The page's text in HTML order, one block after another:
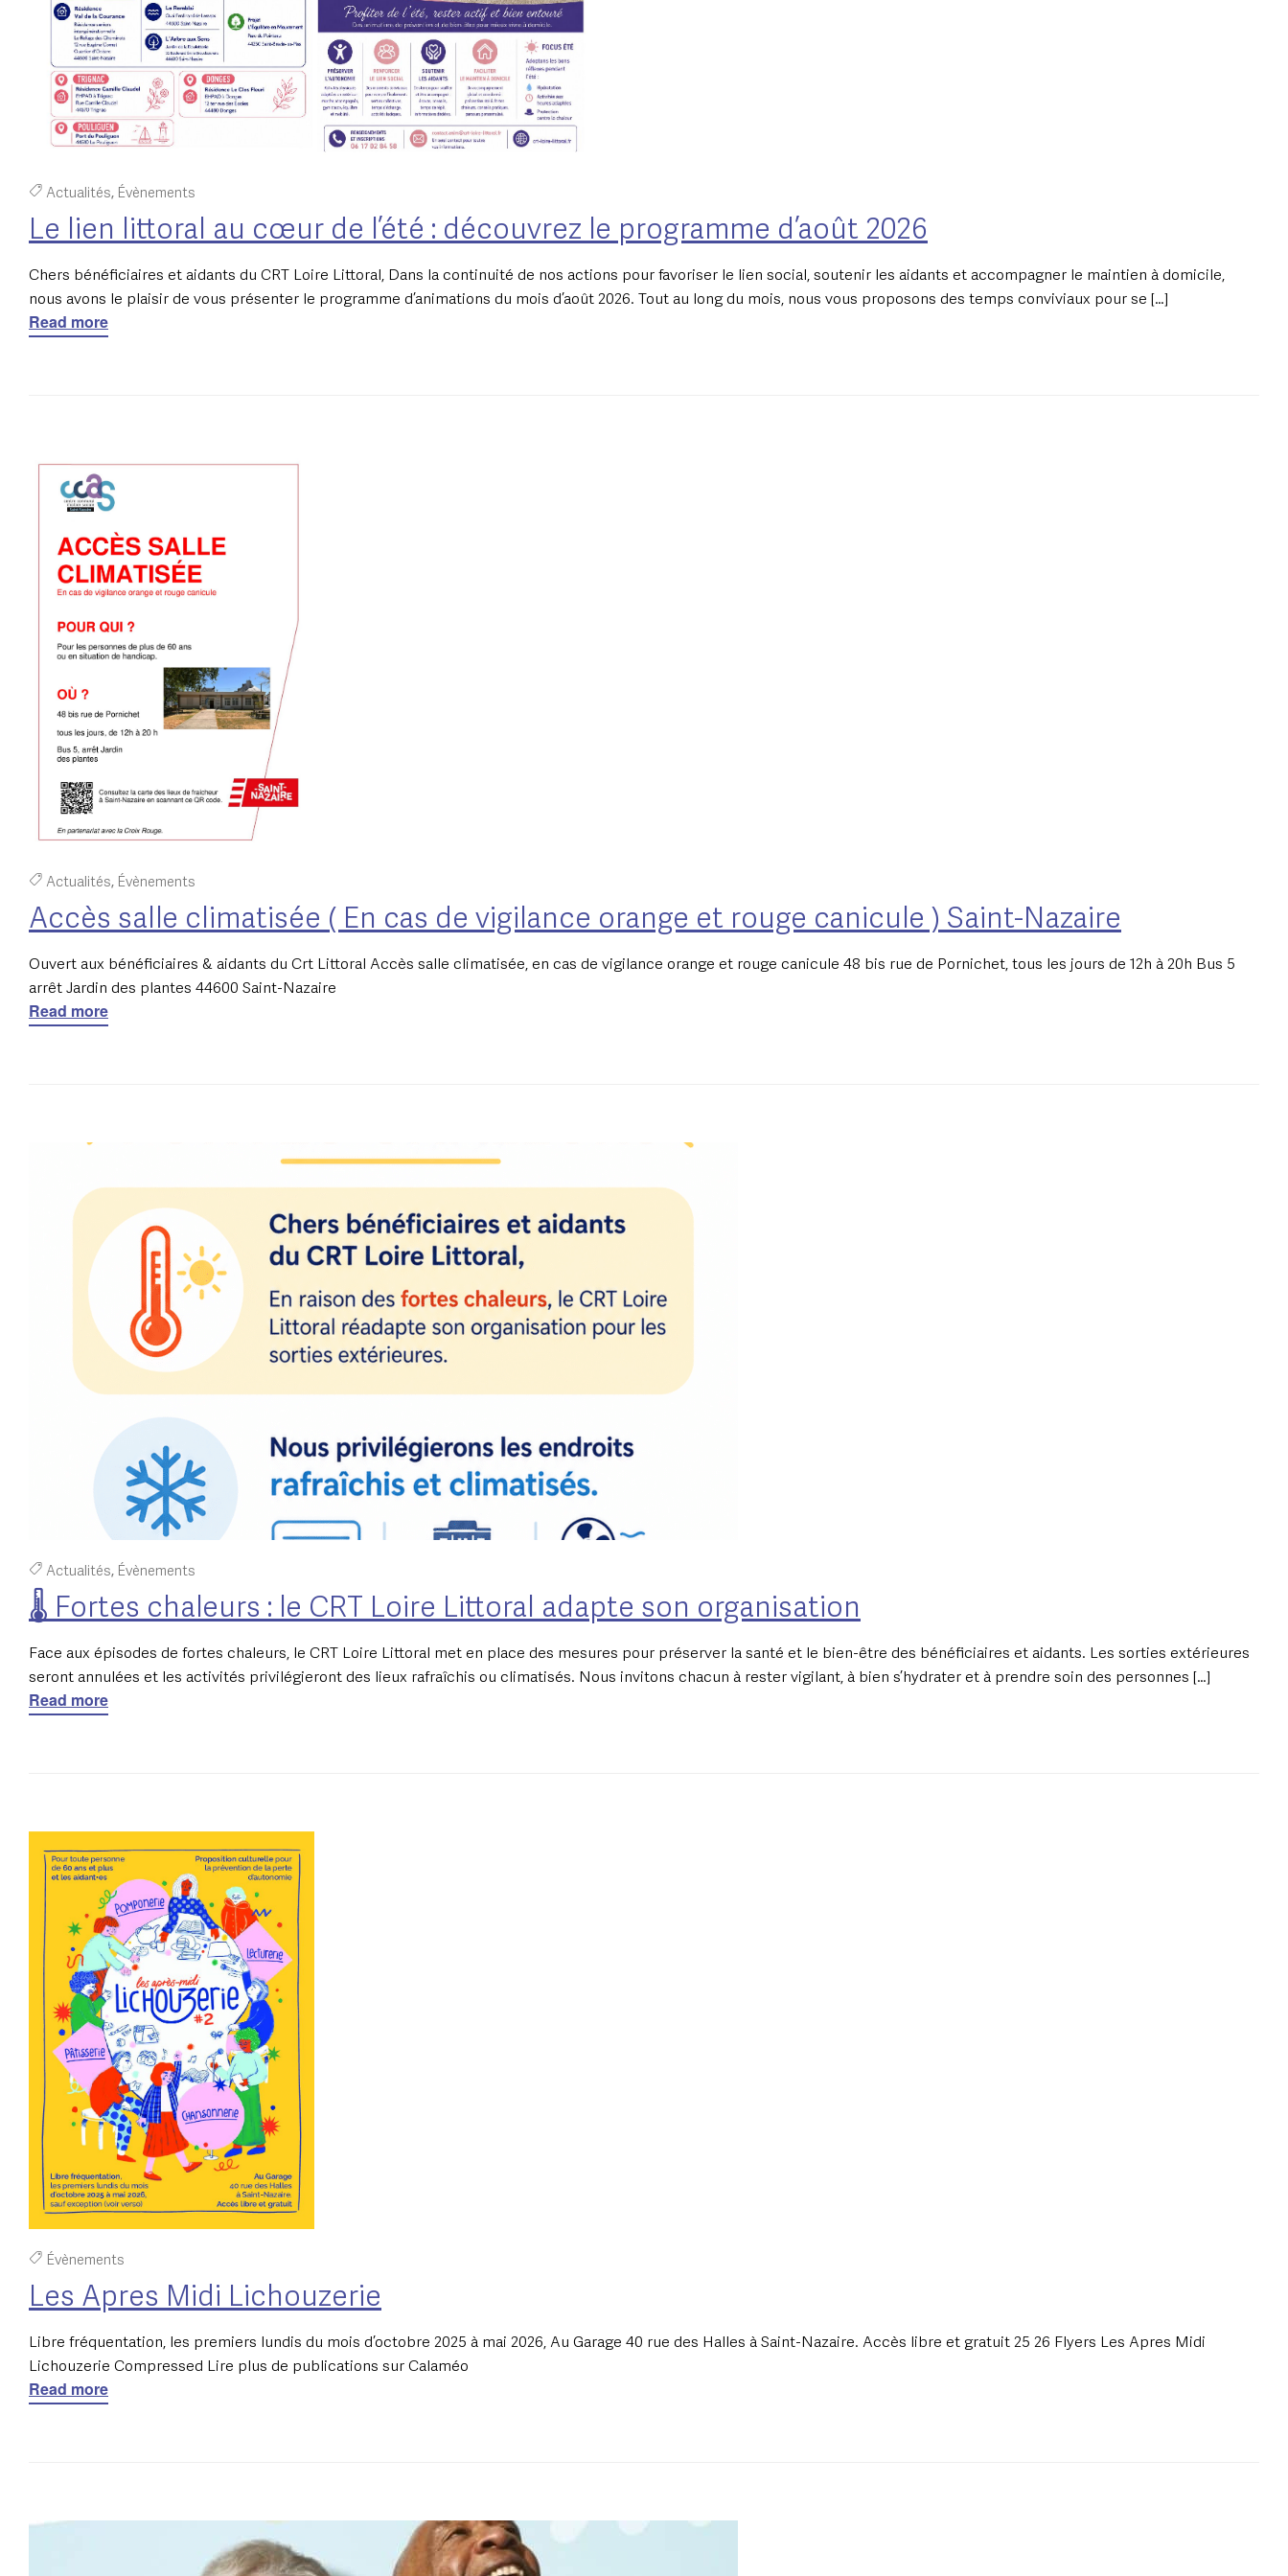
Actualités, Évènements
Le lien littoral au cœur de l’été : découvrez le programme d’août 2026
Chers bénéficiaires et aidants du CRT Loire Littoral, Dans la continuité de nos actions pour favoriser le lien social, soutenir les aidants et accompagner le maintien à domicile,
nous avons le plaisir de vous présenter le programme d’animations du mois d’août 2026. Tout au long du mois, nous vous proposons des temps conviviaux pour se […]
Read more
Actualités, Évènements
Accès salle climatisée ( En cas de vigilance orange et rouge canicule ) Saint-Nazaire
Ouvert aux bénéficiaires & aidants du Crt Littoral Accès salle climatisée, en cas de vigilance orange et rouge canicule 48 bis rue de Pornichet, tous les jours de 12h à 20h Bus 5
arrêt Jardin des plantes 44600 Saint-Nazaire
Read more
Actualités, Évènements
🌡️ Fortes chaleurs : le CRT Loire Littoral adapte son organisation
Face aux épisodes de fortes chaleurs, le CRT Loire Littoral met en place des mesures pour préserver la santé et le bien-être des bénéficiaires et aidants. Les sorties extérieures
seront annulées et les activités privilégieront des lieux rafraîchis ou climatisés. Nous invitons chacun à rester vigilant, à bien s’hydrater et à prendre soin des personnes […]
Read more
Évènements
Les Apres Midi Lichouzerie
Libre fréquentation, les premiers lundis du mois d’octobre 2025 à mai 2026, Au Garage 40 rue des Halles à Saint-Nazaire. Accès libre et gratuit 25 26 Flyers Les Apres Midi
Lichouzerie Compressed Lire plus de publications sur Calaméo
Read more